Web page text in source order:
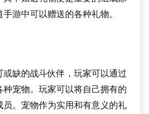
游中可以赠送的各种礼物。
缺的战斗伙伴，玩家可以通过
宠物。玩家可以将自己拥有的
。宠物作为实用和有意义的礼